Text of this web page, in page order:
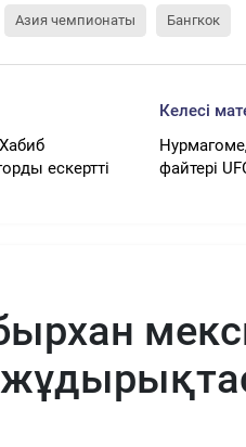
Азия чемпионаты Бангкок
ескертті
Келесі
файтері